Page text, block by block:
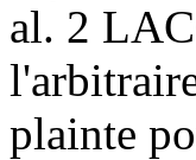
al. 2
plainte